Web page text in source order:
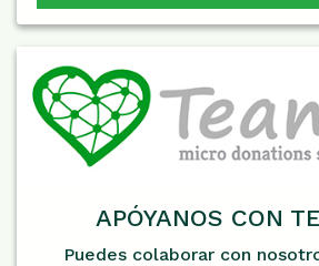
APÓYANOS CON
Puedes colaborar con